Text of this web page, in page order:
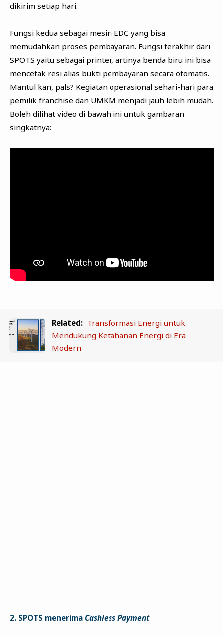
dikirim setiap hari.
Fungsi kedua sebagai mesin EDC yang bisa
memudahkan proses pembayaran. Fungsi terakhir dari
SPOTS yaitu sebagai printer, artinya benda biru ini bisa
mencetak resi alias bukti pembayaran secara otomatis.
Mantul kan, pals? Kegiatan operasional sehari-hari para
pemilik franchise dan UMKM menjadi jauh lebih mudah.
Boleh dilihat video di bawah ini untuk gambaran
singkatnya:
Related: Transformasi Energi untuk
Mendukung Ketahanan Energi di Era
Modern
2. SPOTS menerima Cashless Payment